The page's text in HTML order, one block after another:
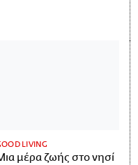
LIVING
μέρα ζωής στο νησί